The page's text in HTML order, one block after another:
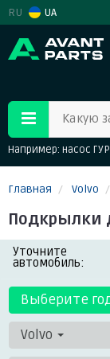
RU UA
Какую
Например: насос
Главная Volvo
Подкрылки
Уточните
автомобиль:
Выберите
Volvo